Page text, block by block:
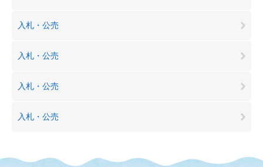
入札・公売
入札・公売
入札・公売
入札・公売